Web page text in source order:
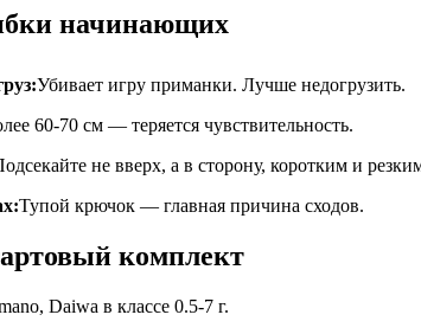
начинающих
Убивает игру приманки. Лучше недогрузить.
60-70 см — теряется чувствительность.
не вверх, а в сторону, коротким и
Тупой крючок — главная причина сходов.
комплект
Daiwa в классе 0.5-7 г.